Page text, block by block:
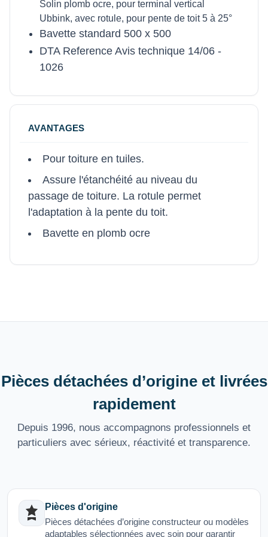
Solin plomb ocre, pour terminal vertical
Ubbink, avec rotule, pour pente de toit 5 à 25°
Bavette standard 500 x 500
DTA Reference Avis technique 14/06 -
1026
AVANTAGES
Pour toiture en tuiles.
Assure l'étanchéité au niveau du
passage de toiture. La rotule permet
l'adaptation à la pente du toit.
Bavette en plomb ocre
Pièces détachées d’origine et livrées
rapidement
Depuis 1996, nous accompagnons professionnels et
particuliers avec sérieux, réactivité et transparence.
Pièces d'origine
Pièces détachées d’origine constructeur ou modèles
adaptables sélectionnées avec soin pour garantir